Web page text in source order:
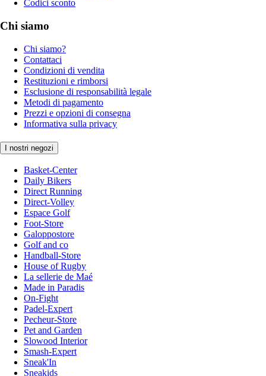
Codici sconto
Chi siamo
Chi siamo?
Contattaci
Condizioni di vendita
Restituzioni e rimborsi
Esclusione di responsabilità legale
Metodi di pagamento
Prezzi e opzioni di consegna
Informativa sulla privacy
I nostri negozi
Basket-Center
Daily Bikers
Direct Running
Direct-Volley
Espace Golf
Foot-Store
Galoppostore
Golf and co
Handball-Store
House of Rugby
La sellerie de Maé
Made in Paradis
On-Fight
Padel-Expert
Pecheur-Store
Pet and Garden
Slowood Interior
Smash-Expert
Sneak'In
Sneakids